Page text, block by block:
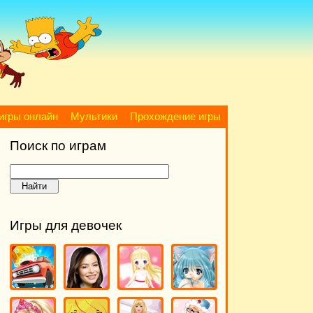
онлайн Мультики Прохождение игры
Поиск по играм
Игры для девочек